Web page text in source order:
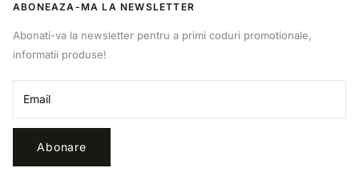
Online Dispute Resolution
B2B
Produse
Sitemap
ABONEAZA-MA LA NEWSLETTER
Abonati-va la newsletter pentru a primi coduri promotionale,
informatii produse!
Email
Abonare